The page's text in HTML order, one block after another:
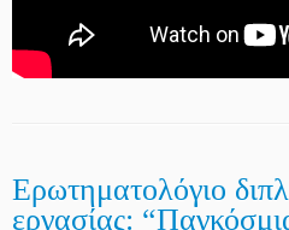
Ερωτηματολόγιο
εργασίας: